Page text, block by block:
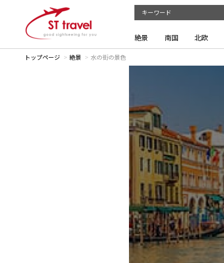
絶景 南国 北欧
トップページ 絶景 水の街の景色